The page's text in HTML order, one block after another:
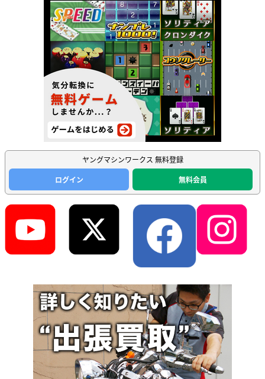
ヤングマシンワークス 無料登録
ログイン
無料会員